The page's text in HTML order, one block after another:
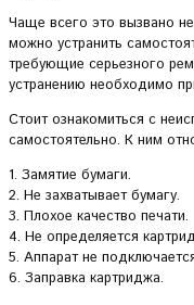
Чаще всего это вызвано
можно устранить
требующие серьезного
устранению необходимо
Стоит ознакомиться с
самостоятельно. К ним
1. Замятие бумаги.
2. Не захватывает бумагу.
3. Плохое качество печати.
4. Не определяется
5. Аппарат не
6. Заправка картриджа.